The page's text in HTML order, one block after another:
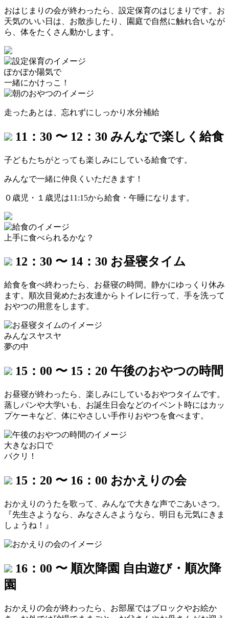
おはじまりの会が終わったら、設定保育のはじまりです。 お
天気のいい日は、お散歩したり、園庭で自然に触れ合いなが
ら、体をたくさん動かします。
ぽかぽか陽気で
一緒にかけっこ！
走ったあとは、忘れずに しっかり水分補給
11：30 〜 12：30 みんなで楽しく給食
子どもたちがとっても楽しみにしている給食です。
みんなで一緒に仲良くいただきます！
０歳児・１歳児は11:15から給食・午睡になります。
上手に食べられるかな？
12：30 〜 14：30 お昼寝タイム
給食を食べ終わったら、お昼寝の時間。 静かにゆっくり休み
ます。 順次目覚めたお友達からトイレに行って、 手を洗って
おやつの用意をします。
みんなスヤスヤ
夢の中
15：00 〜 15：20 午後のおやつの時間
お昼寝が終わったら、楽しみにしているおやつタイムです。
蒸しパンや大学いも、お誕生日会などのイベント時にはカッ
プケーキなど、体にやさしい手作りおやつを食べます。
大きなお口で
パクリ！
15：20 〜 16：00 おかえりの会
おかえりのうたを歌って、みんなで大きな声でごあいさつ。
『先生さようなら、みなさんさようなら。 明日も元気にきま
しょうね！』
16：00 〜 順次降園 自由遊び・順次降
園
おかえりの会が終わったら、お部屋ではブロックやお絵か